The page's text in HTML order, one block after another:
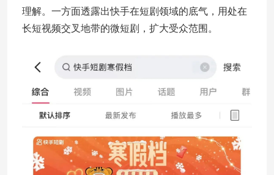
理解。一方面透露出快手在短剧领域的底气，用处在
长短视频交叉地带的微短剧，扩大受众范围。